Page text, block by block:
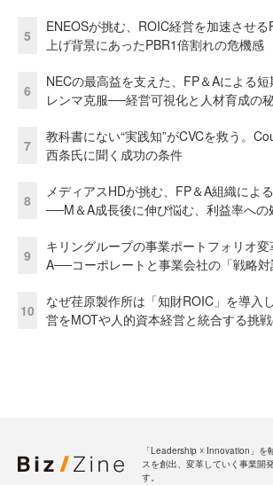
5
ENEOSが挑む、ROIC経営を加速させ
上げ背景にあったPBR1倍割れの危機感
6
NECの最高益を支えた、FP＆Aによる
レンマ克服──経営可視化と人材育成の
7
教科書にない“実践知”がCVCを救う。
西条氏に聞く成功の条件
8
メディアスHDが挑む、FP＆A組織によ
──M＆A成長後に伸び悩む、利益率への
9
キリングループの事業ポートフォリオ
A──コーポレートと事業会社の「戦略対
10
なぜ荏原製作所は「知財ROIC」を導入
営をMOTや人的資本経営と統合する挑
「Leadership ☓ Innovation」を
スを創出、変革していく事業開
す。